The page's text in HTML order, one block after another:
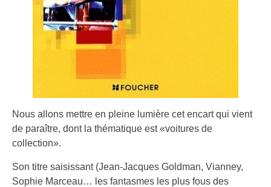
Nous allons mettre en pleine lumière cet encart qui vient
de paraître, dont la thématique est «voitures de
collection».
Son titre saisissant (Jean-Jacques Goldman, Vianney,
Sophie Marceau… les fantasmes les plus fous des